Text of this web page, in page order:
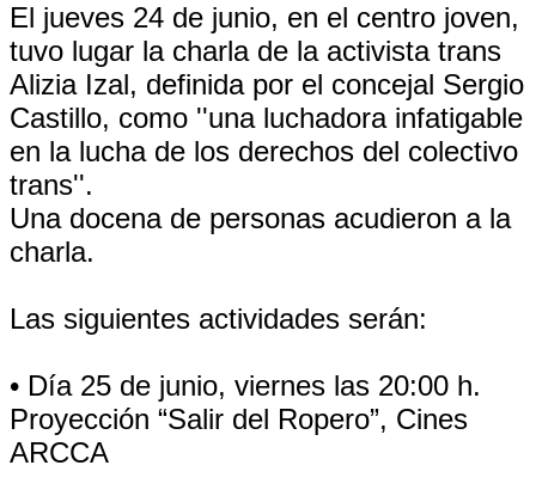
El jueves 24 de junio, en el centro joven,
tuvo lugar la charla de la activista trans
Alizia Izal, definida por el concejal Sergio
Castillo, como ''una luchadora infatigable
en la lucha de los derechos del colectivo
trans''.
Una docena de personas acudieron a la
charla.
Las siguientes actividades serán:
• Día 25 de junio, viernes las 20:00 h.
Proyección “Salir del Ropero”, Cines
ARCCA